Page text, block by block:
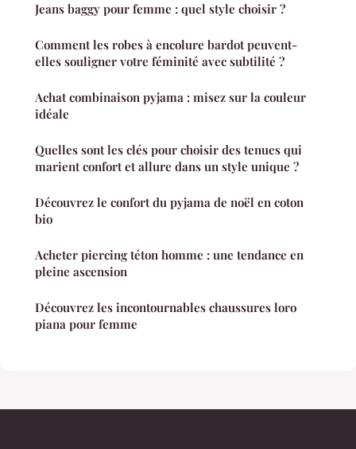
Jeans baggy pour femme : quel style choisir ?
Comment les robes à encolure bardot peuvent-
elles souligner votre féminité avec subtilité ?
Achat combinaison pyjama : misez sur la couleur
idéale
Quelles sont les clés pour choisir des tenues qui
marient confort et allure dans un style unique ?
Découvrez le confort du pyjama de noël en coton
bio
Acheter piercing téton homme : une tendance en
pleine ascension
Découvrez les incontournables chaussures loro
piana pour femme